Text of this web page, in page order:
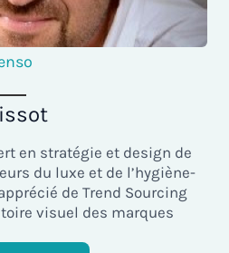
en stratégie et design de
du luxe et de l’hygiène-
de Trend Sourcing
visuel des marques